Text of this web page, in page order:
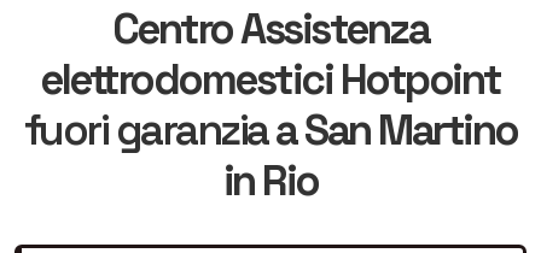
Centro Assistenza
elettrodomestici Hotpoint
fuori garanziaa San Martino
in Rio